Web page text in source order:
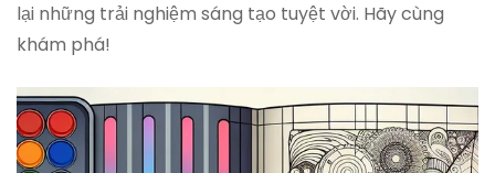
lại những trải nghiệm sáng tạo tuyệt vời. Hãy cùng
khám phá!